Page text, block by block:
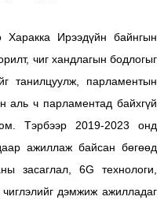
Ирээдүйн байнгын
чиг хандлагын бодлогыг
танилцуулж, парламентын
аль ч парламентад байхгүй
Тэрбээр 2019-2023 онд
ажиллаж байсан бөгөөд
засаглал, 6G технологи,
дэмжиж ажилладаг